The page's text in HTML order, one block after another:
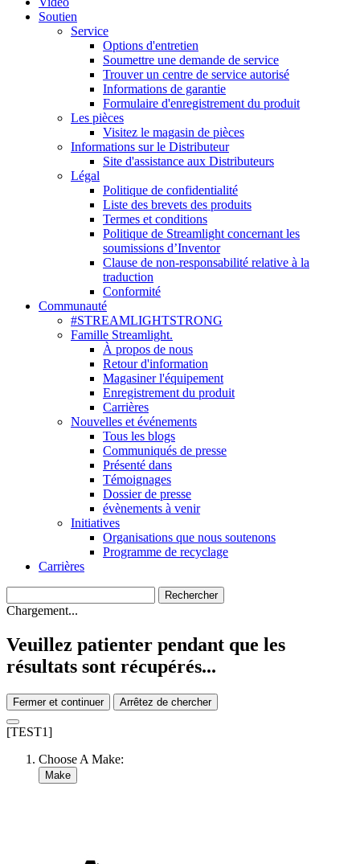
Soutien
Service
Options d'entretien
Soumettre une demande de service
Trouver un centre de service autorisé
Informations de garantie
Formulaire d'enregistrement du produit
Les pièces
Visitez le magasin de pièces
Informations sur le Distributeur
Site d'assistance aux Distributeurs
Légal
Politique de confidentialité
Liste des brevets des produits
Termes et conditions
Politique de Streamlight concernant les
soumissions d’Inventor
Clause de non-responsabilité relative à la
traduction
Conformité
Communauté
#STREAMLIGHTSTRONG
Famille Streamlight.
À propos de nous
Retour d'information
Magasiner l'équipement
Enregistrement du produit
Carrières
Nouvelles et événements
Tous les blogs
Communiqués de presse
Présenté dans
Témoignages
Dossier de presse
évènements à venir
Initiatives
Organisations que nous soutenons
Programme de recyclage
Carrières
Chargement...
Veuillez patienter pendant que les
résultats sont récupérés...
Fermer et continuer Arrêtez de chercher
[TEST1]
Choose A Make:
Make